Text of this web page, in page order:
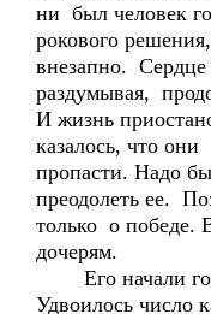
ни был человек
рокового
внезапно.
раздумывая,
И жизнь
казалось, что
пропасти. Надо
преодолеть ее.
только о победе.
дочерям.
Его начали
Удвоилось число